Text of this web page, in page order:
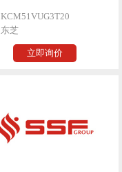
KCM51VUG3T20
东芝
立即询价